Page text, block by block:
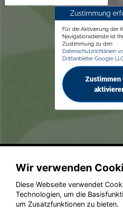
Zustimmung
Für die Aktivierung der
Navigationsdienste ist
Zustimmung zu den
Datenschutzrichtlinien
Drittanbieter Google
Zustimmen
© konjunkturmotor.de
Wir verwenden
Diese Webseite verwendet
Technologien, um die
um Zusatzfunktionen zu bieten.